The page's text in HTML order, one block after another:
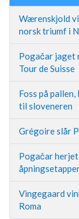
Wærenskjold
norsk triumf i
Pogačar jaget
Tour de Suisse
Foss på
til sloveneren
Grégoire slår
Pogačar herjet
Vingegaard
Roma